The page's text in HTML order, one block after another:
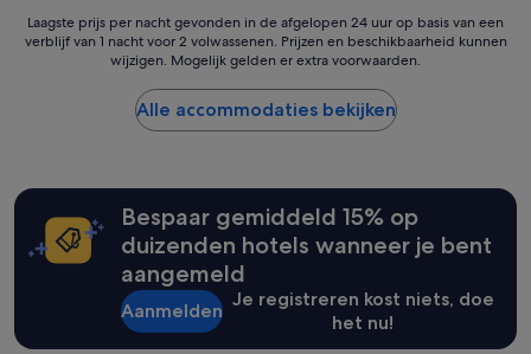
Laagste
prijs
24
basis
van
Laagste prijs per nacht gevonden in de afgelopen 24 uur op basis van een
verblijf van 1 nacht voor 2 volwassenen. Prijzen en beschikbaarheid kunnen
wijzigen. Mogelijk gelden er extra voorwaarden.
Alle accommodaties bekijken
Bespaar gemiddeld 15% op
duizenden hotels wanneer je bent
aangemeld
Aanmelden
Je registreren kost niets, doe
het nu!